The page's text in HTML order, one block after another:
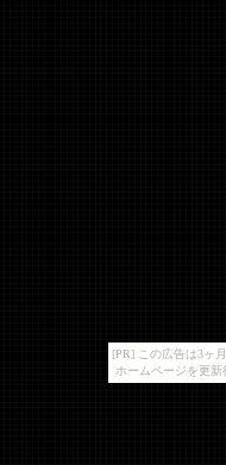
[PR] この広告は3ヶ
ホームページを更